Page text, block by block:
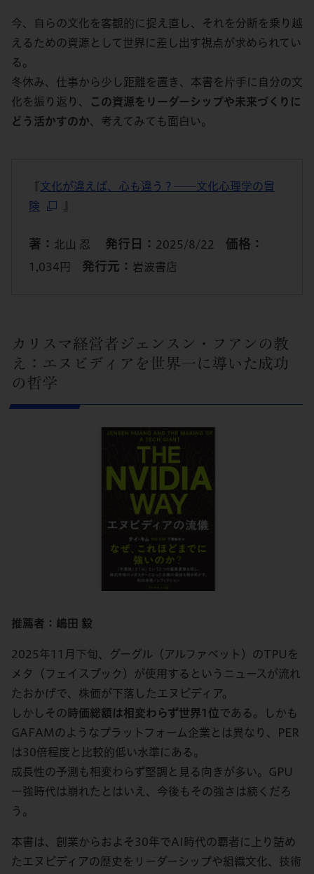
今、自らの文化を客観的に捉え直し、それを分断を乗り越
えるための資源として世界に差し出す視点が求められてい
る。
冬休み、仕事から少し距離を置き、本書を片手に自分の文
化を振り返り、
この資源をリーダーシップや未来づくりに
どう活かすのか、考えてみても面白い。
『文化が違えば、心も違う？──文化心理学の冒
険
著： 北山 忍 発行日： 2025/8/22 価格：
1,034円 発行元： 岩波書店
カリスマ経営者ジェンスン・フアンの教
え：エヌビディアを世界一に導いた成功
の哲学
推薦者：嶋田 毅
2025年11月下旬、グーグル（アルファベット）のTPUを
メタ（フェイスブック）が使用するというニュースが流れ
たおかげで、株価が下落したエヌビディア。
しかしその 時価総額は相変わらず世界1位である。しかも
GAFAMのようなプラットフォーム企業とは異なり、PER
は30倍程度と比較的低い水準にある。
成長性の予測も相変わらず堅調と見る向きが多い。GPU
一強時代は崩れたとはいえ、今後もその強さは続くだろ
う。
本書は、創業からおよそ30年でAI時代の覇者に上り詰め
たエヌビディアの歴史をリーダーシップや組織文化、技術